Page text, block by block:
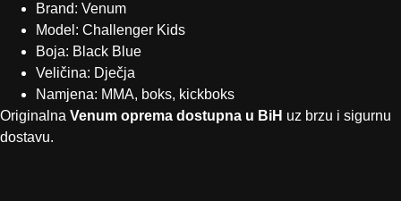
Brand: Venum
Model: Challenger Kids
Boja: Black Blue
Veličina: Dječja
Namjena: MMA, boks, kickboks
Originalna Venum oprema dostupna u BiH uz brzu i sigurnu
dostavu.